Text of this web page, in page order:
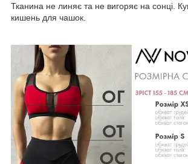
Тканина не линяє та не вигоряє на сонці.
кишень для чашок.